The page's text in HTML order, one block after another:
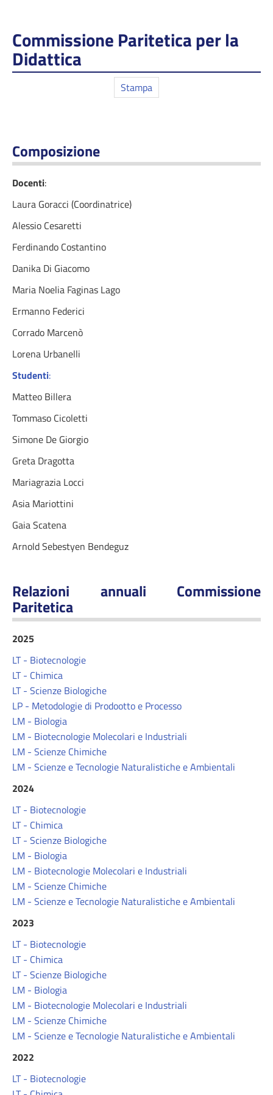
Commissione Paritetica per la
Didattica
Stampa
Composizione
Docenti:
Laura Goracci (Coordinatrice)
Alessio Cesaretti
Ferdinando Costantino
Danika Di Giacomo
Maria Noelia Faginas Lago
Ermanno Federici
Corrado Marcenò
Lorena Urbanelli
Studenti:
Matteo Billera
Tommaso Cicoletti
Simone De Giorgio
Greta Dragotta
Mariagrazia Locci
Asia Mariottini
Gaia Scatena
Arnold Sebestyen Bendeguz
Relazioni annuali Commissione
Paritetica
2025
LT - Biotecnologie
LT - Chimica
LT - Scienze Biologiche
LP - Metodologie di Prodootto e Processo
LM - Biologia
LM - Biotecnologie Molecolari e Industriali
LM - Scienze Chimiche
LM - Scienze e Tecnologie Naturalistiche e Ambientali
2024
LT - Biotecnologie
LT - Chimica
LT - Scienze Biologiche
LM - Biologia
LM - Biotecnologie Molecolari e Industriali
LM - Scienze Chimiche
LM - Scienze e Tecnologie Naturalistiche e Ambientali
2023
LT - Biotecnologie
LT - Chimica
LT - Scienze Biologiche
LM - Biologia
LM - Biotecnologie Molecolari e Industriali
LM - Scienze Chimiche
LM - Scienze e Tecnologie Naturalistiche e Ambientali
2022
LT - Biotecnologie